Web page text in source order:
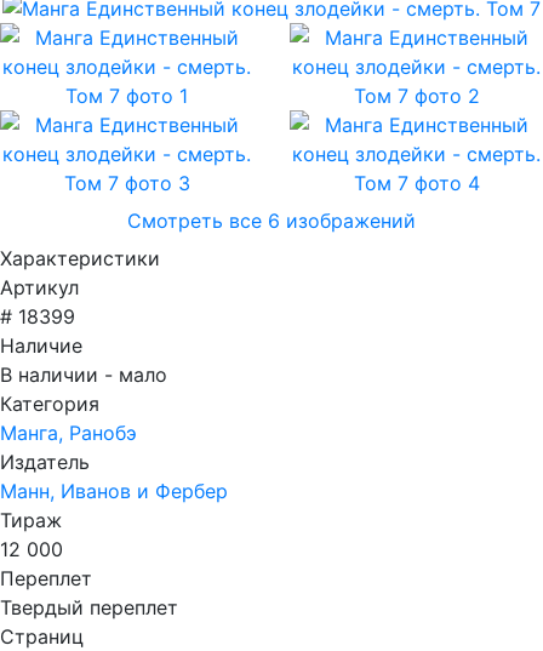
Смотреть все 6 изображений
Характеристики
Артикул
# 18399
Наличие
В наличии - мало
Категория
Манга, Ранобэ
Издатель
Манн, Иванов и Фербер
Тираж
12 000
Переплет
Твердый переплет
Страниц